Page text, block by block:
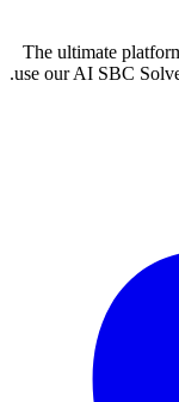
The ultimate
use our AI SBC